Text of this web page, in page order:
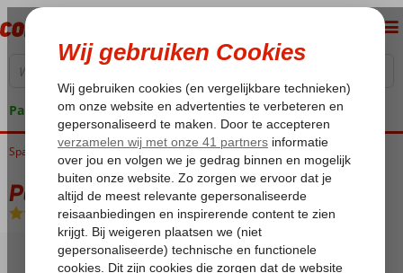
Pakketgarantie
Home
Spanje Balearen Mallorca Calas de Mallorca Palia Maria Eugenia
Palia Maria Eugenia
All Inclusive- Hotel